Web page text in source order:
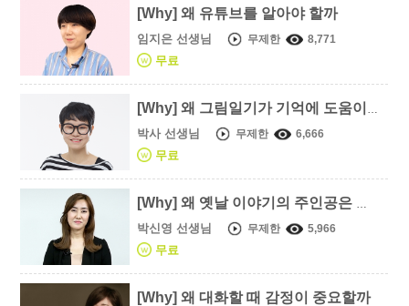
[Why] 왜 유튜브를 알아야 할까
임지은 선생님 무제한 8,771
무료
박사 선생님 무제한 6,666
무료
박신영 선생님 무제한 5,966
무료
[Why] 왜 대화할 때 감정이 중요할까